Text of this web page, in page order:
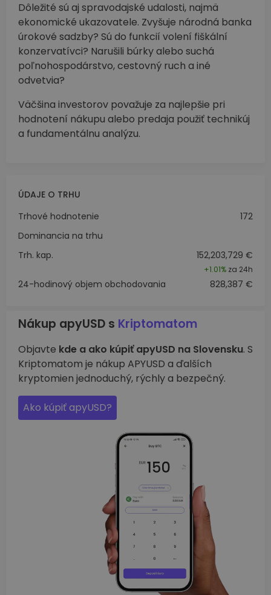
Dôležité sú aj spravodajské udalosti, najmä
ekonomické ukazovatele. Zvyšuje národná banka
úrokové sadzby? Sú do funkcií volení fiškální
konzervatívci? Narušili búrky alebo suchá
poľnohospodárstvo, cestovný ruch a iné
odvetvia?
Väčšina investorov považuje za najlepšie pri
hodnotení nákupu alebo predaja použiť technikúj
a fundamentálnu analýzu.
ÚDAJE O TRHU
Trhové hodnotenie
172
Dominancia na trhu
Trh. kap.
152,203,729 €
+1.01% za 24h
24-hodinový objem obchodovania 828,387 €
Nákup apyUSD s Kriptomatom
Objavte kde a ako kúpiť apyUSD na Slovensku. S
Kriptomatom je nákup APYUSD a ďalších
kryptomien jednoduchý, rýchly a bezpečný.
Ako kúpiť apyUSD?